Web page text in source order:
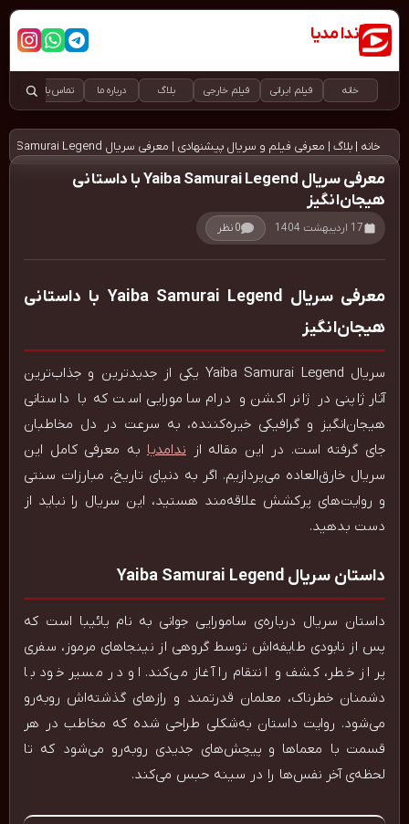
ندا مدیا
دانلود رایگان و قانونی فیلم و سریال
فیلم ایرانی فیلم خارجی بلاگ درباره ما تماس با ما
خانه|بلاگ|معرفی فیلم و سریال پیشنهادی|معرفی سریال Yaiba Samurai Legend با داستانی هیجان‌انگیز
معرفی سریال Yaiba Samurai Legend با داستانی
هیجان‌انگیز
17 اردیبهشت 1404 0 نظر
معرفی سریال Yaiba Samurai Legend با داستانی
هیجان‌انگیز
سریال Yaiba Samurai Legend یکی از جدیدترین و جذاب‌ترین
آثار ژاپنی در ژانر اکشن و درام سامورایی است که با داستانی
هیجان‌انگیز و گرافیکی خیره‌کننده، به سرعت در دل مخاطبان
جای گرفته است. در این مقاله از ندامدیابه معرفی کامل این
سریال خارق‌العاده می‌پردازیم. اگر به دنیای تاریخ، مبارزات سنتی
و روایت‌های پرکشش علاقه‌مند هستید، این سریال را نباید از
دست بدهید.
داستان سریال Yaiba Samurai Legend
داستان سریال درباره‌ی سامورایی جوانی به نام یائیبا است که
پس از نابودی طایفه‌اش توسط گروهی از نینجاهای مرموز، سفری
پر از خطر، کشف و انتقام را آغاز می‌کند. او در مسیر خود با
دشمنان خطرناک، معلمان قدرتمند و رازهای گذشته‌اش روبه‌رو
می‌شود. روایت داستان به‌شکلی طراحی شده که مخاطب در هر
قسمت با معماها و پیچش‌های جدیدی روبه‌رو می‌شود که تا
لحظه‌ی آخر نفس‌ها را در سینه حبس می‌کند.